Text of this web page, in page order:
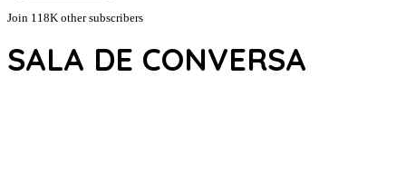
Join 118K other subscribers
SALA DE CONVERSA